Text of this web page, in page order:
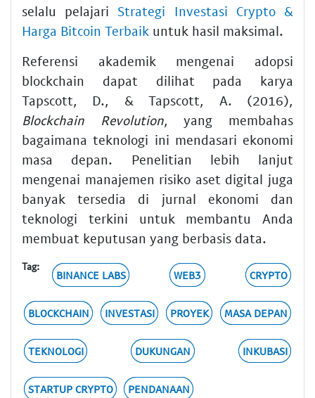
selalu pelajariStrategi Investasi Crypto &
Harga Bitcoin Terbaik untuk hasil maksimal.
Referensi akademik mengenai adopsi
blockchain dapat dilihat pada karya
Tapscott, D., & Tapscott, A. (2016),
Blockchain Revolution, yang membahas
bagaimana teknologi ini mendasari ekonomi
masa depan. Penelitian lebih lanjut
mengenai manajemen risiko aset digital juga
banyak tersedia di jurnal ekonomi dan
teknologi terkini untuk membantu Anda
membuat keputusan yang berbasis data.
Tag:
BINANCE LABS WEB3 CRYPTO
BLOCKCHAIN INVESTASI PROYEK MASA DEPAN
TEKNOLOGI DUKUNGAN INKUBASI
STARTUP CRYPTO PENDANAAN